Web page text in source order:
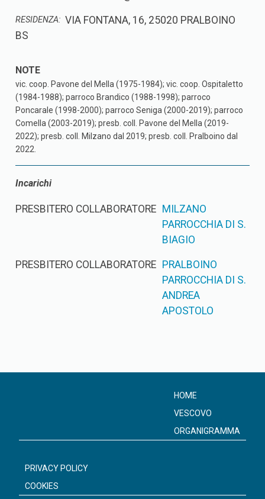
RESIDENZA: VIA FONTANA, 16, 25020 PRALBOINO
BS
vic. coop. Pavone del Mella (1975-1984); vic. coop. Ospitaletto
(1984-1988); parroco Brandico (1988-1998); parroco
Poncarale (1998-2000); parroco Seniga (2000-2019); parroco
Comella (2003-2019); presb. coll. Pavone del Mella (2019-
2022); presb. coll. Milzano dal 2019; presb. coll. Pralboino dal
2022.
Incarichi
PRESBITERO COLLABORATORE MILZANO
PARROCCHIA DI S.
BIAGIO
PRESBITERO COLLABORATORE PRALBOINO
PARROCCHIA DI S.
ANDREA
APOSTOLO
HOME
VESCOVO
ORGANIGRAMMA
PRIVACY POLICY
COOKIES